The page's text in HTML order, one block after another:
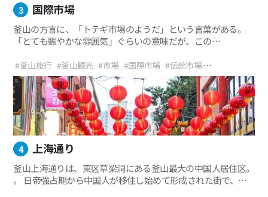
3 国際市場
釜山の方言に、「トテギ市場のようだ」という言葉がある。
「とても賑やかな雰囲気」ぐらいの意味だが、この
賑やさの代名詞になったほど、
モノと人であふれかえっている。
#釜山旅行 #釜山観光 #市場 #国際市場 #伝統市場
#映画国際市場 #歴史旅行 #外出 #市場グルメ #コッブニネ
#異色体験 #レトロ #四季 #旧都心ツアー
4 上海通り
釜山上海通りは、東区草梁洞にある釜山最大の中国人居住区。
。 日帝強占期から中国人が移住し始めて形成された街で、